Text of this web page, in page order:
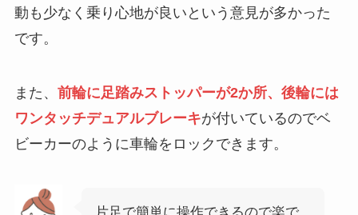
動も少なく乗り心地が良いという意見が多かった
です。
また、 前輪に足踏みストッパーが2か所、後輪には
ワンタッチデュアルブレーキが付いているのでベ
ビーカーのように車輪をロックできます。